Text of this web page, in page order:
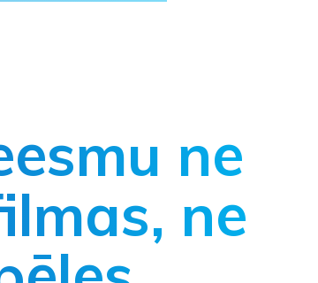
ne
ne